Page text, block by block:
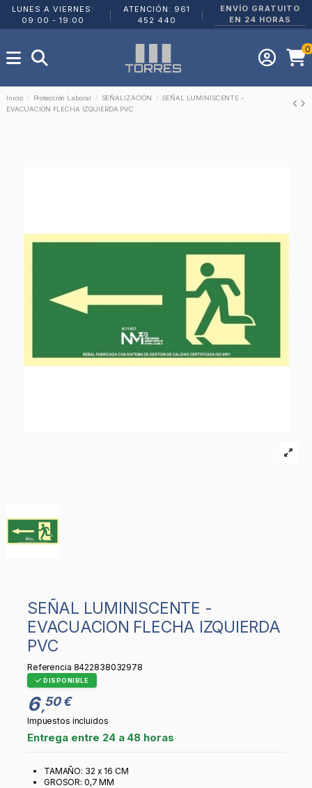
LUNES A VIERNES:
09:00 - 19:00
ATENCIÓN: 961
452 440
ENVÍO GRATUITO
EN 24 HORAS
0
Inicio Protección Laboral SEÑALIZACIÓN
SEÑAL LUMINISCENTE -
EVACUACION FLECHA IZQUIERDA PVC
SEÑAL LUMINISCENTE -
EVACUACION FLECHA IZQUIERDA
PVC
Referencia 8422838032978
DISPONIBLE
6,50 €
Impuestos incluidos
Entrega entre 24 a 48 horas
TAMAÑO: 32 x 16 CM
GROSOR: 0,7 MM